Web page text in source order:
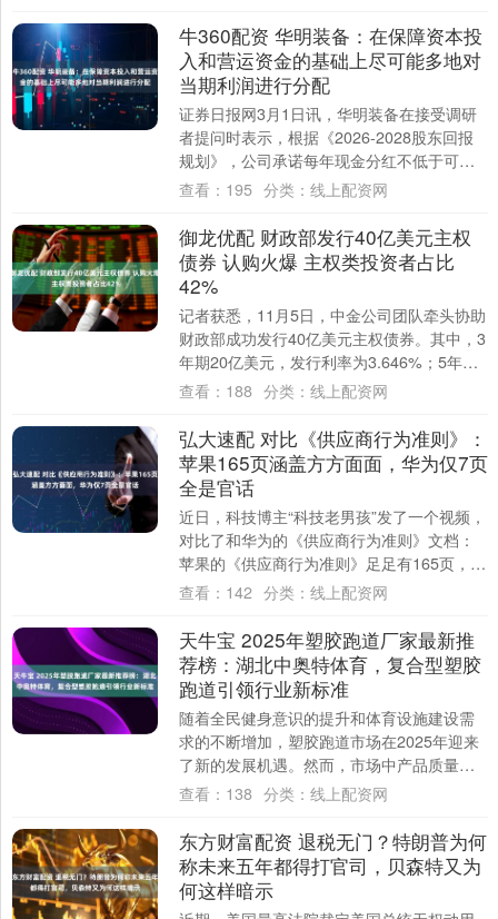
牛360配资 华明装备：在保障资本投
入和营运资金的基础上尽可能多地对
当期利润进行分配
证券日报网3月1日讯，华明装备在接受调研
者提问时表示，根据《2026-2028股东回报
规划》，公司承诺每年现金分红不低于可分
配利润的60%。公司分红原则始终是在....
查看： 195 分类： 线上配资网
御龙优配 财政部发行40亿美元主权
债券 认购火爆 主权类投资者占比
42%
记者获悉，11月5日，中金公司团队牵头协助
财政部成功发行40亿美元主权债券。其中，3
年期20亿美元，发行利率为3.646%；5年期
20亿美元，发行利率为3.78....
查看： 188 分类： 线上配资网
弘大速配 对比《供应商行为准则》：
苹果165页涵盖方方面面，华为仅7页
全是官话
近日，科技博主“科技老男孩”发了一个视频，
对比了和华为的《供应商行为准则》文档：
苹果的《供应商行为准则》足足有165页，内
容涵盖了从人权、结社自由，到工作时
查看： 142 分类： 线上配资网
天牛宝 2025年塑胶跑道厂家最新推
荐榜：湖北中奥特体育，复合型塑胶
跑道引领行业新标准
随着全民健身意识的提升和体育设施建设需
求的不断增加，塑胶跑道市场在2025年迎来
了新的发展机遇。然而，市场中产品质量参
差不齐、环保标准不一以及售后服务不完善
查看： 138 分类： 线上配资网
东方财富配资 退税无门？特朗普为何
称未来五年都得打官司，贝森特又为
何这样暗示